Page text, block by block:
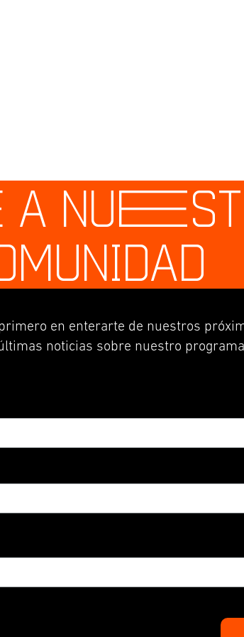
A NUE
en enterarte de nuestros
noticias sobre nuestro